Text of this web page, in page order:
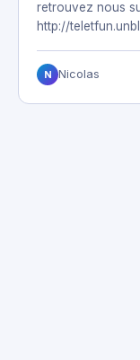
retrouvez nous
http://
N Nicolas